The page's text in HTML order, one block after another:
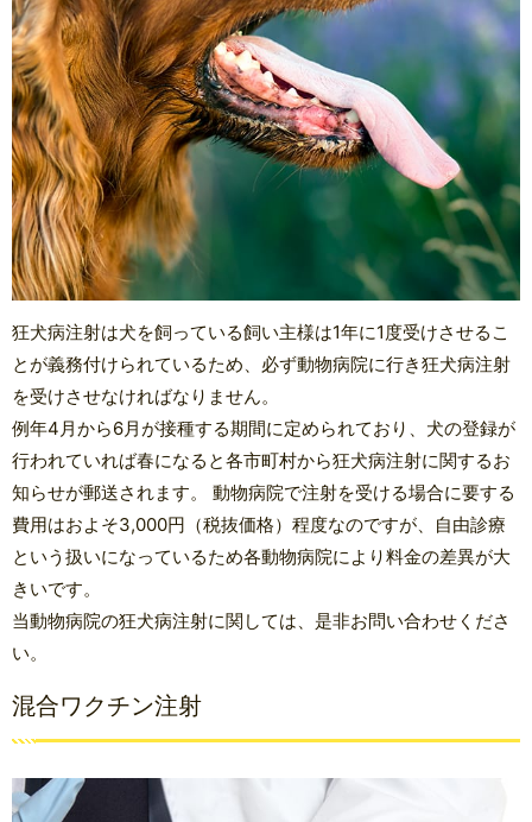
狂犬病注射は犬を飼っている飼い主様は1年に1度受けさせるこ
とが義務付けられているため、必ず動物病院に行き狂犬病注射
を受けさせなければなりません。
例年4月から6月が接種する期間に定められており、犬の登録が
行われていれば春になると各市町村から狂犬病注射に関するお
知らせが郵送されます。 動物病院で注射を受ける場合に要する
費用はおよそ3,000円（税抜価格）程度なのですが、自由診療
という扱いになっているため各動物病院により料金の差異が大
きいです。
当動物病院の狂犬病注射に関しては、是非お問い合わせくださ
い。
混合ワクチン注射